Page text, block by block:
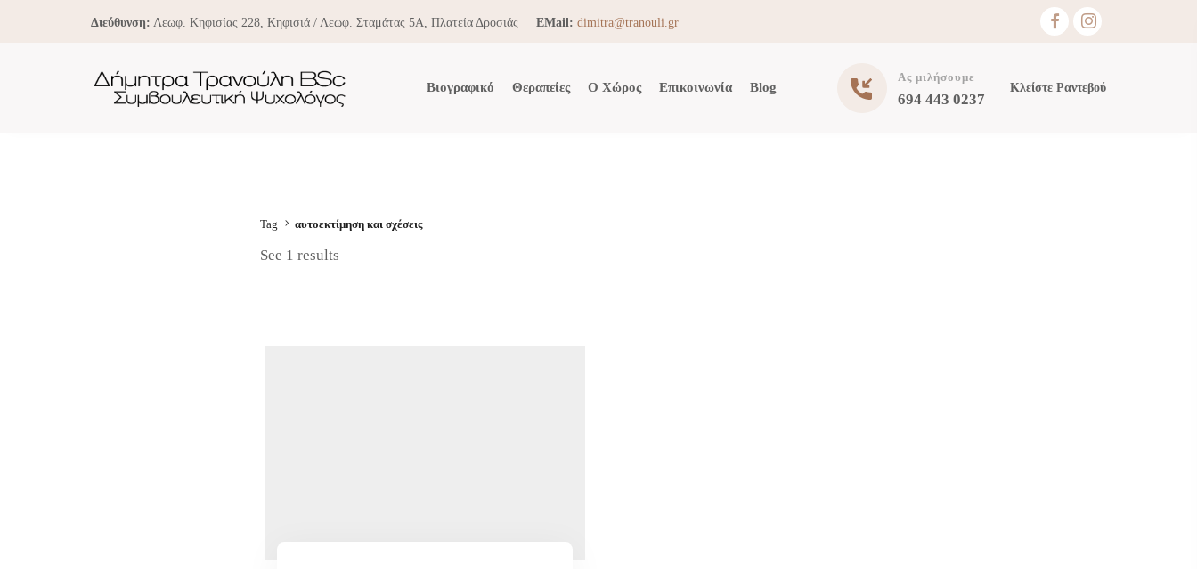
Διεύθυνση: Λεωφ. Κηφισίας 228, Κηφισιά / Λεωφ. Σταμάτας 5Α, Πλατεία Δροσιάς EMail: dimitra@tranouli.gr
Ας μιλήσουμε
694 443 0237
Κλείστε Ραντεβού
Βιογραφικό Θεραπείες Ο Χώρος Επικοινωνία Blog
Tag αυτοεκτίμηση και σχέσεις
See 1 results